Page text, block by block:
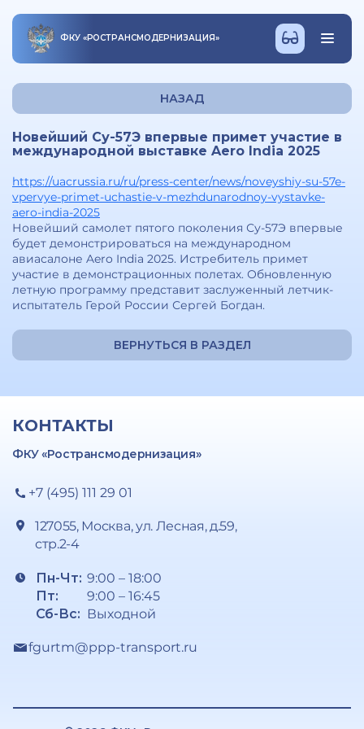
ФКУ «РОСТРАНСМОДЕРНИЗАЦИЯ»
НАЗАД
Новейший Су-57Э впервые примет участие в
международной выставке Aero India 2025
https://uacrussia.ru/ru/press-center/news/noveyshiy-su-57e-
vpervye-primet-uchastie-v-mezhdunarodnoy-vystavke-
aero-india-2025
Новейший самолет пятого поколения Су-57Э впервые
будет демонстрироваться на международном
авиасалоне Aero India 2025. Истребитель примет
участие в демонстрационных полетах. Обновленную
летную программу представит заслуженный летчик-
испытатель Герой России Сергей Богдан.
ВЕРНУТЬСЯ В РАЗДЕЛ
КОНТАКТЫ
ФКУ «Ространсмодернизация»
+7 (495) 111 29 01
127055, Москва, ул. Лесная, д.59,
стр.2-4
Пн-Чт:
Пт:
Сб-Вс:
9:00 – 18:00
9:00 – 16:45
Выходной
fgurtm@ppp-transport.ru